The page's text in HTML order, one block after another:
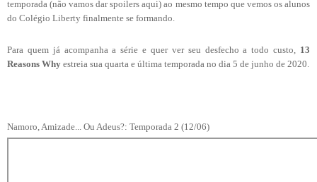
temporada (não vamos dar spoilers aqui) ao mesmo tempo que vemos os alunos
do Colégio Liberty finalmente se formando.
Para quem já acompanha a série e quer ver seu desfecho a todo custo, 13
Reasons Why estreia sua quarta e última temporada no dia 5 de junho de 2020.
Namoro, Amizade... Ou Adeus?: Temporada 2 (12/06)